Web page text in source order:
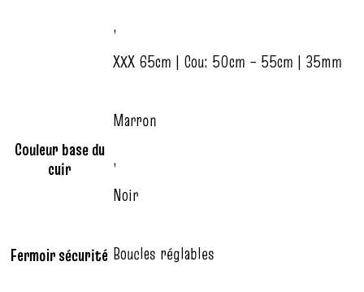
,
XXX 65cm | Cou: 50cm – 55cm | 35mm
Couleur base du
cuir
Marron
,
Noir
Fermoir sécurité Boucles réglables